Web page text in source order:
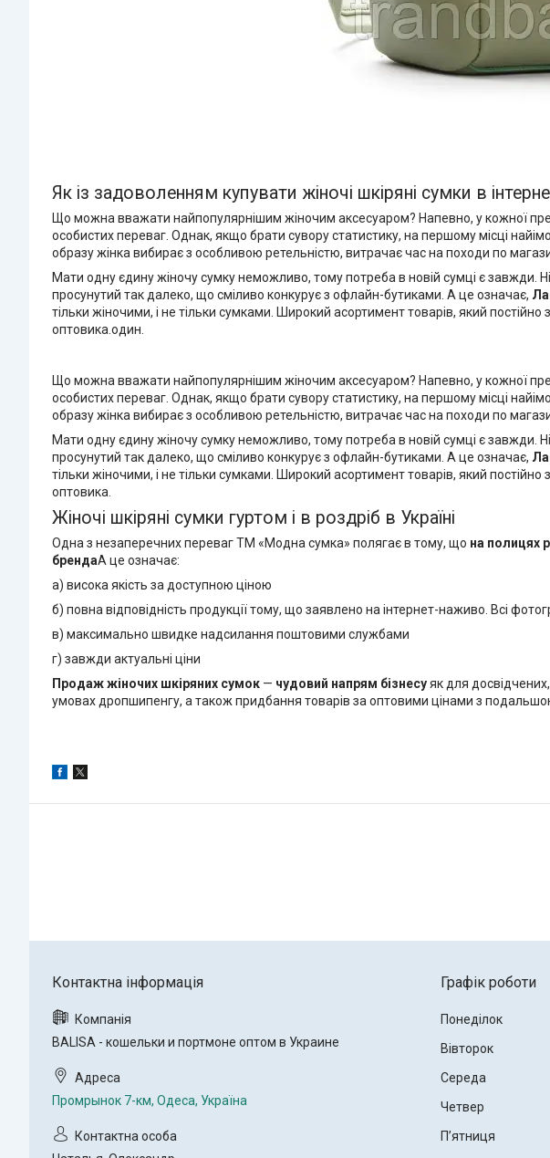
Як із задоволенням купувати жіночі шкіряні сумки в
Що можна вважати найпопулярнішим жіночим аксесуаром? Напевно, у кожної
особистих переваг. Однак, якщо брати сувору статистику, на першому місці
образу жінка вибирає з особливою ретельністю, витрачає час на походи по
Мати одну єдину жіночу сумку неможливо, тому потреба в новій сумці є
просунутий так далеко, що сміливо конкурує з офлайн-бутиками. А це означає,
тільки жіночими, і не тільки сумками. Широкий асортимент товарів, який
оптовика.один.
Що можна вважати найпопулярнішим жіночим аксесуаром? Напевно, у кожної
особистих переваг. Однак, якщо брати сувору статистику, на першому місці
образу жінка вибирає з особливою ретельністю, витрачає час на походи по
Мати одну єдину жіночу сумку неможливо, тому потреба в новій сумці є
просунутий так далеко, що сміливо конкурує з офлайн-бутиками. А це означає,
тільки жіночими, і не тільки сумками. Широкий асортимент товарів, який
оптовика.
Жіночі шкіряні сумки гуртом і в роздріб в Україні
Одна з незаперечних переваг TM «Модна сумка» полягає в тому, що на полицях
брендаА це означає:
а) висока якість за доступною ціною
б) повна відповідність продукції тому, що заявлено на інтернет-наживо. Всі
в) максимально швидке надсилання поштовими службами
г) завжди актуальні ціни
Продаж жіночих шкіряних сумок — чудовий напрям бізнесуяк для досвідчених,
умовах дропшипенгу, а також придбання товарів за оптовими цінами з
BALISA - кошельки и портмоне оптом в Украине
Промрынок 7-км, Одеса, Україна
Графік роботи
Понеділок
Вівторок
Середа
Четвер
Пʼятниця